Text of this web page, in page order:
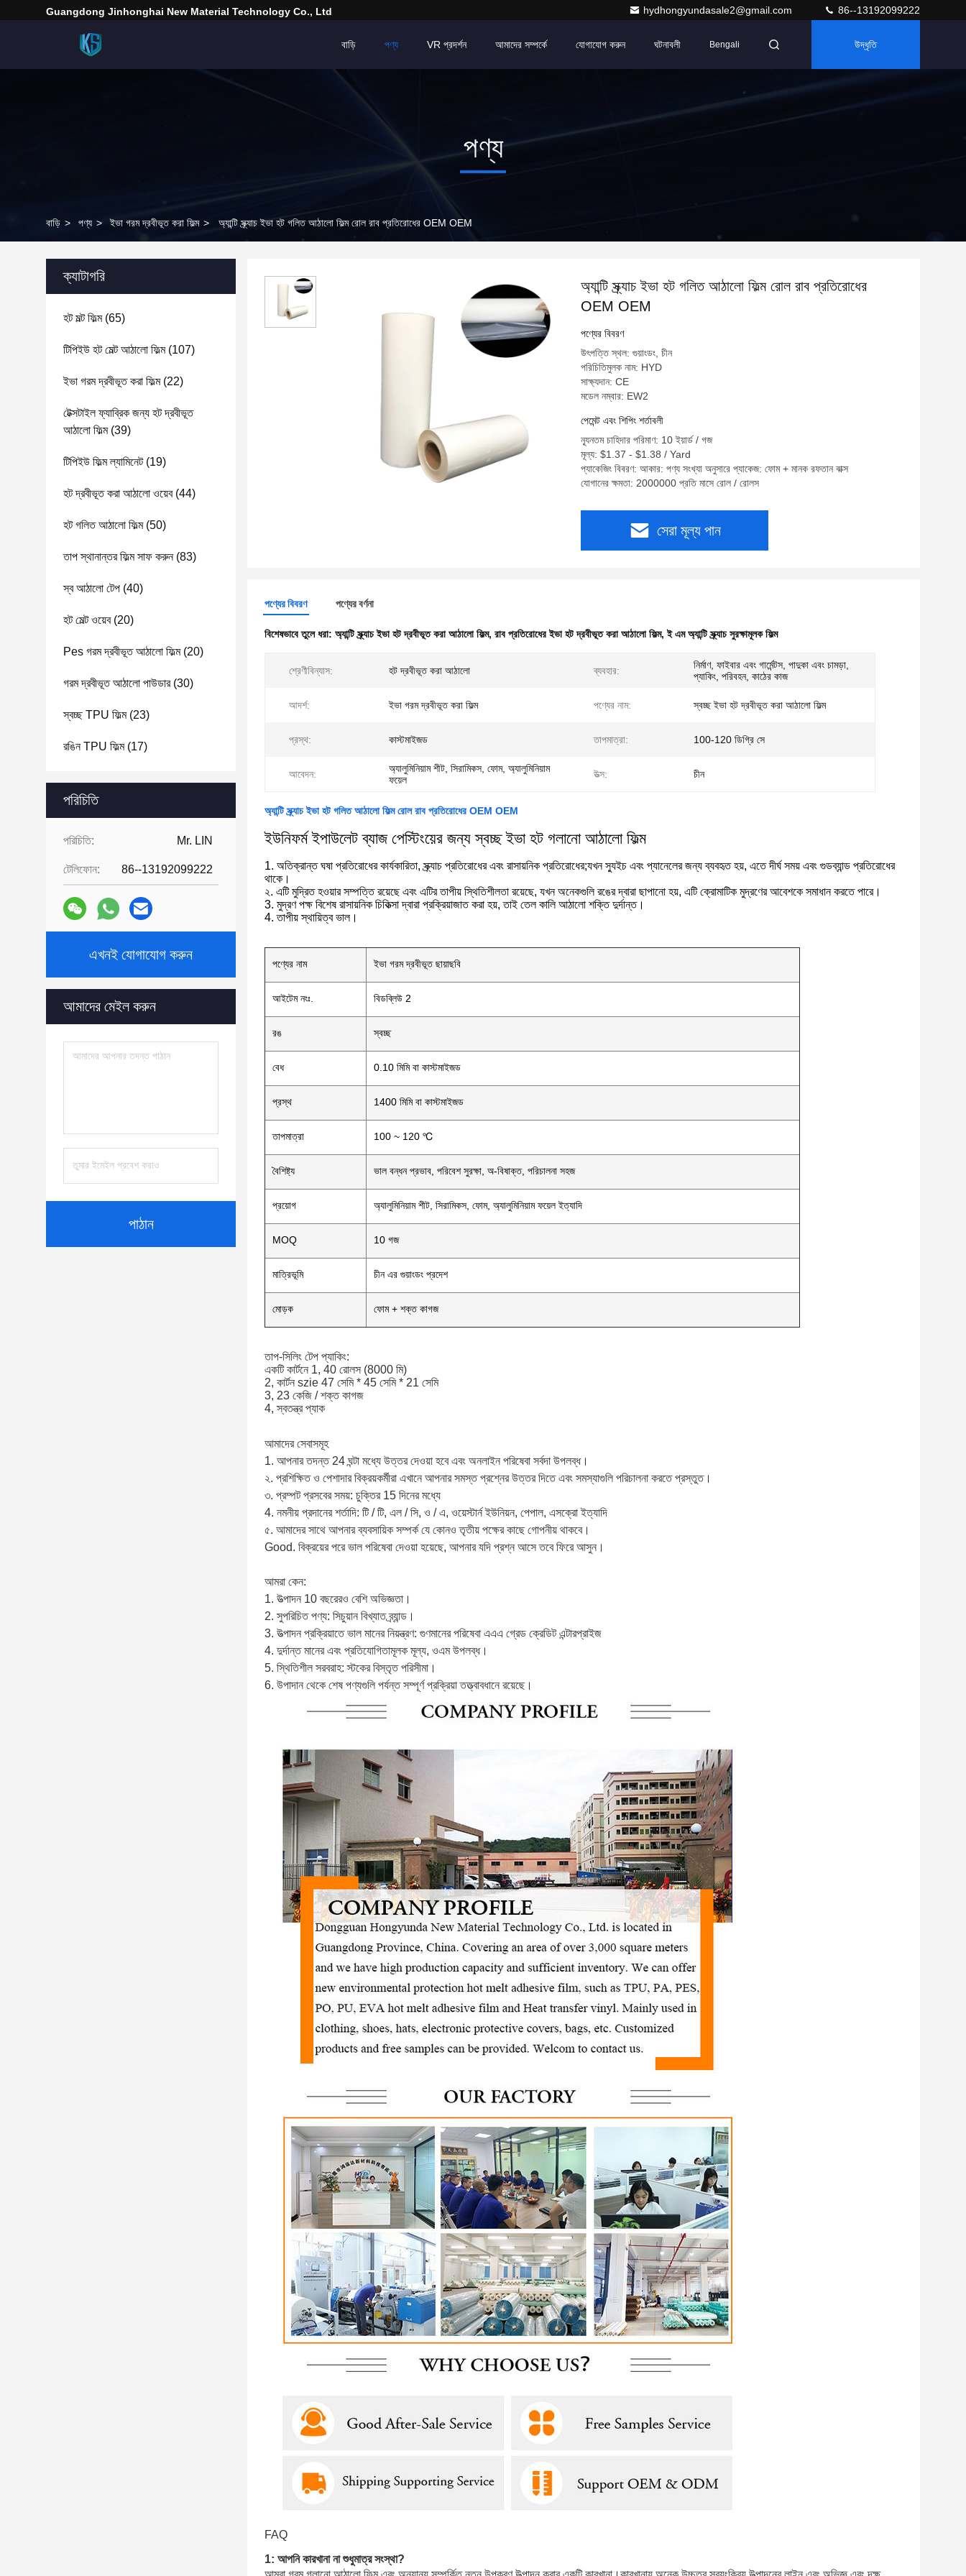
Guangdong Jinhonghai New Material Technology Co., Ltd hydhongyundasale2@gmail.com 86--13192099222
বাড়ি পণ্য VR প্রদর্শন আমাদের সম্পর্কে যোগাযোগ করুন ঘটনাবলী Bengali উদ্ধৃতি
পণ্য
বাড়ি > পণ্য > ইভা গরম দ্রবীভূত করা ফিল্ম > অ্যান্টি স্ক্র্যাচ ইভা হট গলিত আঠালো ফিল্ম রোল রাব প্রতিরোধের OEM OEM
ক্যাটাগরি
হট মল্ট ফিল্ম(65)
টিপিইউ হট মেল্ট আঠালো ফিল্ম(107)
ইভা গরম দ্রবীভূত করা ফিল্ম(22)
টেক্সটাইল ফ্যাব্রিক জন্য হট দ্রবীভূত
আঠালো ফিল্ম(39)
টিপিইউ ফিল্ম ল্যামিনেট(19)
হট দ্রবীভূত করা আঠালো ওয়েব(44)
হট গলিত আঠালো ফিল্ম(50)
তাপ স্থানান্তর ফিল্ম সাফ করুন(83)
স্ব আঠালো টেপ (40)
হট মেল্ট ওয়েব(20)
Pes গরম দ্রবীভূত আঠালো ফিল্ম(20)
গরম দ্রবীভূত আঠালো পাউডার(30)
স্বচ্ছ TPU ফিল্ম(23)
রঙিন TPU ফিল্ম(17)
পরিচিতি
পরিচিতি: Mr. LIN
টেলিফোন: 86--13192099222
এখনই যোগাযোগ করুন
আমাদের মেইল ​​করুন
পাঠান
অ্যান্টি স্ক্র্যাচ ইভা হট গলিত আঠালো ফিল্ম রোল রাব প্রতিরোধের
OEM OEM
পণ্যের বিবরণ
উৎপত্তি স্থল: গুয়াংডং, চীন
পরিচিতিমুলক নাম: HYD
সাক্ষ্যদান: CE
মডেল নম্বার: EW2
পেমেন্ট এবং শিপিং শর্তাবলী
ন্যূনতম চাহিদার পরিমাণ: 10 ইয়ার্ড / গজ
মূল্য: $1.37 - $1.38 / Yard
প্যাকেজিং বিবরণ: আকার: পণ্য সংখ্যা অনুসারে প্যাকেজ: ফোম + মানক রফতান বাক্স
যোগানের ক্ষমতা: 2000000 প্রতি মাসে রোল / রোলস
সেরা মূল্য পান
পণ্যের বিবরণ পণ্যের বর্ণনা
বিশেষভাবে তুলে ধরা: অ্যান্টি স্ক্র্যাচ ইভা হট দ্রবীভূত করা আঠালো ফিল্ম, রাব প্রতিরোধের ইভা হট দ্রবীভূত করা আঠালো ফিল্ম,ই এম অ্যান্টি স্ক্র্যাচ সুরক্ষামূলক ফিল্ম
শ্রেণীবিন্যাস: হট দ্রবীভূত করা আঠালো ব্যবহার:
নির্মাণ, ফাইবার এবং গার্মেন্টস, পাদুকা এবং চামড়া,
প্যাকিং, পরিবহন, কাঠের কাজ
আদর্শ: ইভা গরম দ্রবীভূত করা ফিল্ম পণ্যের নাম: স্বচ্ছ ইভা হট দ্রবীভূত করা আঠালো ফিল্ম
প্রস্থ: কাস্টমাইজড তাপমাত্রা: 100-120 ডিগ্রি সে
আবেদন:
অ্যালুমিনিয়াম শীট, সিরামিকস, ফোম, অ্যালুমিনিয়াম
ফয়েল
উত্স: চীন
অ্যান্টি স্ক্র্যাচ ইভা হট গলিত আঠালো ফিল্ম রোল রাব প্রতিরোধের OEM OEM
ইউনিফর্ম ইপাউলেট ব্যাজ পেস্টিংয়ের জন্য স্বচ্ছ ইভা হট গলানো আঠালো ফিল্ম
1. অতিক্রান্ত ঘষা প্রতিরোধের কার্যকারিতা, স্ক্র্যাচ প্রতিরোধের এবং রাসায়নিক প্রতিরোধের;যখন স্যুইচ এবং প্যানেলের জন্য ব্যবহৃত হয়, এতে দীর্ঘ সময় এবং গুডব্যান্ড প্রতিরোধের
থাকে।
২. এটি মুদ্রিত হওয়ার সম্পত্তি রয়েছে এবং এটির তাপীয় স্থিতিশীলতা রয়েছে, যখন অনেকগুলি রঙের দ্বারা ছাপানো হয়, এটি ক্রোমাটিক মুদ্রণের আবেশকে সমাধান করতে পারে।
3. মুদ্রণ পক্ষ বিশেষ রাসায়নিক চিকিত্সা দ্বারা প্রক্রিয়াজাত করা হয়, তাই তেল কালি আঠালো শক্তি দুর্দান্ত।
4. তাপীয় স্থায়িত্ব ভাল।
পণ্যের নাম ইভা গরম দ্রবীভূত ছায়াছবি
আইটেম নংঃ. বিডব্লিউ 2
রঙ স্বচ্ছ
বেধ 0.10 মিমি বা কাস্টমাইজড
প্রস্থ 1400 মিমি বা কাস্টমাইজড
তাপমাত্রা 100 ~ 120 ℃
বৈশিষ্ট্য ভাল বন্ধন প্রভাব, পরিবেশ সুরক্ষা, অ-বিষাক্ত, পরিচালনা সহজ
প্রয়োগ অ্যালুমিনিয়াম শীট, সিরামিকস, ফোম, অ্যালুমিনিয়াম ফয়েল ইত্যাদি
MOQ 10 গজ
মাত্রিভূমি চীন এর গুয়াংডং প্রদেশ
মোড়ক ফোম + শক্ত কাগজ
তাপ-সিলিং টেপ প্যাকিং:
একটি কার্টনে 1, 40 রোলস (8000 মি)
2, কার্টন szie 47 সেমি * 45 সেমি * 21 সেমি
3, 23 কেজি / শক্ত কাগজ
4, স্বতন্ত্র প্যাক
আমাদের সেবাসমূহ
1. আপনার তদন্ত 24 ঘন্টা মধ্যে উত্তর দেওয়া হবে এবং অনলাইন পরিষেবা সর্বদা উপলব্ধ।
২. প্রশিক্ষিত ও পেশাদার বিক্রয়কর্মীরা এখানে আপনার সমস্ত প্রশ্নের উত্তর দিতে এবং সমস্যাগুলি পরিচালনা করতে প্রস্তুত।
৩. প্রম্পট প্রসবের সময়: চুক্তির 15 দিনের মধ্যে
4. নমনীয় প্রদানের শর্তাদি: টি / টি, এল / সি, ও / এ, ওয়েস্টার্ন ইউনিয়ন, পেপাল, এসক্রো ইত্যাদি
৫. আমাদের সাথে আপনার ব্যবসায়িক সম্পর্ক যে কোনও তৃতীয় পক্ষের কাছে গোপনীয় থাকবে।
Good. বিক্রয়ের পরে ভাল পরিষেবা দেওয়া হয়েছে, আপনার যদি প্রশ্ন আসে তবে ফিরে আসুন।
আমরা কেন:
1. উত্পাদন 10 বছরেরও বেশি অভিজ্ঞতা।
2. সুপরিচিত পণ্য: সিচুয়ান বিখ্যাত ব্র্যান্ড।
3. উত্পাদন প্রক্রিয়াতে ভাল মানের নিয়ন্ত্রণ: গুণমানের পরিষেবা এএএ গ্রেড ক্রেডিট এন্টারপ্রাইজ
4. দুর্দান্ত মানের এবং প্রতিযোগিতামূলক মূল্য, ওএম উপলব্ধ।
5. স্থিতিশীল সরবরাহ: স্টকের বিস্তৃত পরিসীমা।
6. উপাদান থেকে শেষ পণ্যগুলি পর্যন্ত সম্পূর্ণ প্রক্রিয়া তত্ত্বাবধানে রয়েছে।
FAQ
1: আপনি কারখানা না শুধুমাত্র সংস্থা?